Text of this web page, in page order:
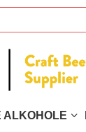
ALKOHOLE